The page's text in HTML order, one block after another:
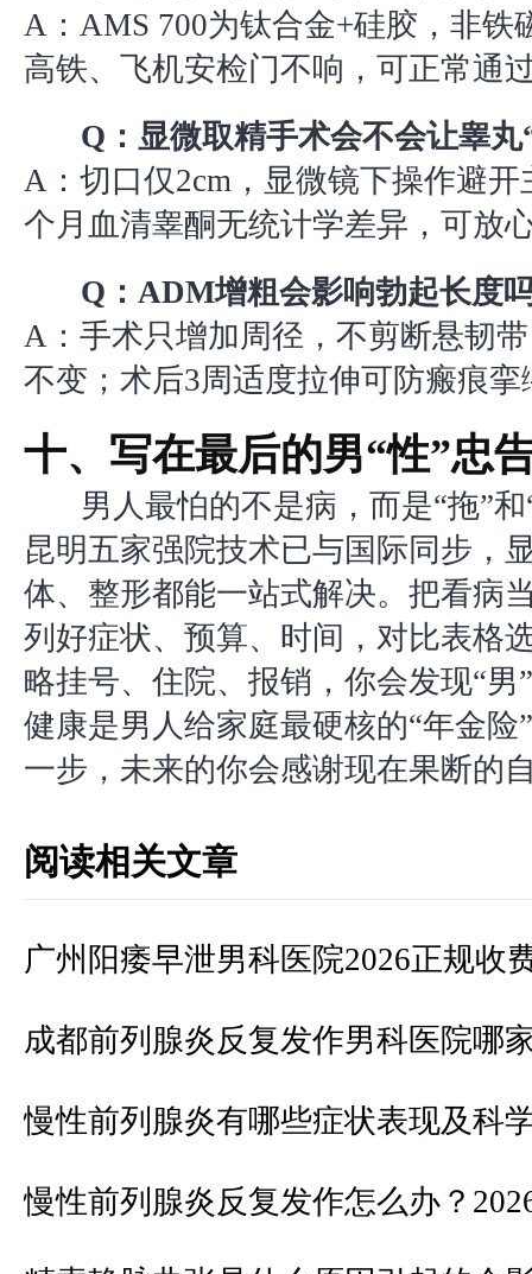
A：AMS 700为钛合金+硅胶，非铁
高铁、飞机安检门不响，可正常通
Q：显微取精手术会不会让睾丸
A：切口仅2cm，显微镜下操作避开
个月血清睾酮无统计学差异，可放
Q：ADM增粗会影响勃起长度
A：手术只增加周径，不剪断悬韧
不变；术后3周适度拉伸可防瘢痕挛
十、写在最后的男“性”忠
男人最怕的不是病，而是“拖”和
昆明五家强院技术已与国际同步，
体、整形都能一站式解决。把看病
列好症状、预算、时间，对比表格
略挂号、住院、报销，你会发现“男
健康是男人给家庭最硬核的“年金险
一步，未来的你会感谢现在果断的
阅读相关文章
广州阳痿早泄男科医院2026正规收
成都前列腺炎反复发作男科医院哪
慢性前列腺炎有哪些症状表现及科
慢性前列腺炎反复发作怎么办？